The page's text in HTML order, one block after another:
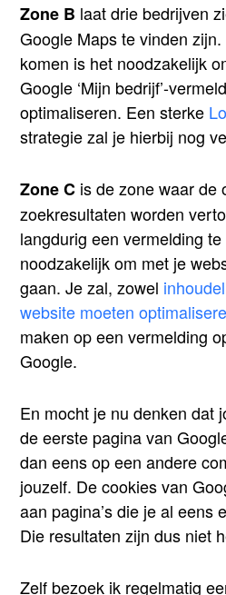
Zone B laat drie bedrijven
Google Maps te vinden
komen is het noodzakelijk
Google ‘Mijn bedrijf’-
optimaliseren. Een sterke
strategie zal je hierbij nog
Zone C is de zone waar de
zoekresultaten worden
langdurig een vermelding
noodzakelijk om met je
gaan. Je zal, zowel
website moeten
maken op een vermelding
Google.
En mocht je nu denken dat
de eerste pagina van
dan eens op een andere
jouzelf. De cookies van
aan pagina’s die je al eens
Die resultaten zijn dus niet
Zelf bezoek ik regelmatig